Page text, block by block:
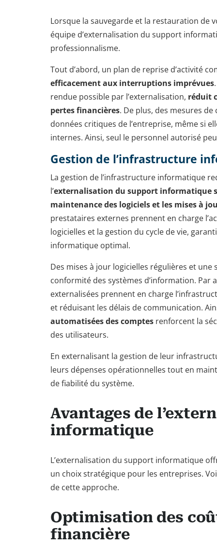
Lorsque la sauvegarde et la restauration de
équipe d’externalisation du support
professionnalisme.
Tout d’abord, un plan de reprise d’activité
efficacement aux interruptions imprévues
rendue possible par l’externalisation, réduit
pertes financières. De plus, des mesures
données critiques de l’entreprise, même si
internes. Ainsi, seul le personnel autorisé
Gestion de l’infrastructure
La gestion de l’infrastructure informatique
l’externalisation du support informatique
maintenance des logiciels et les mises à
prestataires externes prennent en charge
logicielles et la gestion du cycle de vie,
informatique optimal.
Des mises à jour logicielles régulières et
conformité des systèmes d’information. Par
externalisées prennent en charge
et réduisant les délais de communication.
automatisées des comptes renforcent la
des utilisateurs.
En externalisant la gestion de leur
leurs dépenses opérationnelles tout en
de fiabilité du système.
Avantages de
informatique
L’externalisation du support informatique
un choix stratégique pour les entreprises.
de cette approche.
Optimisation des
financière